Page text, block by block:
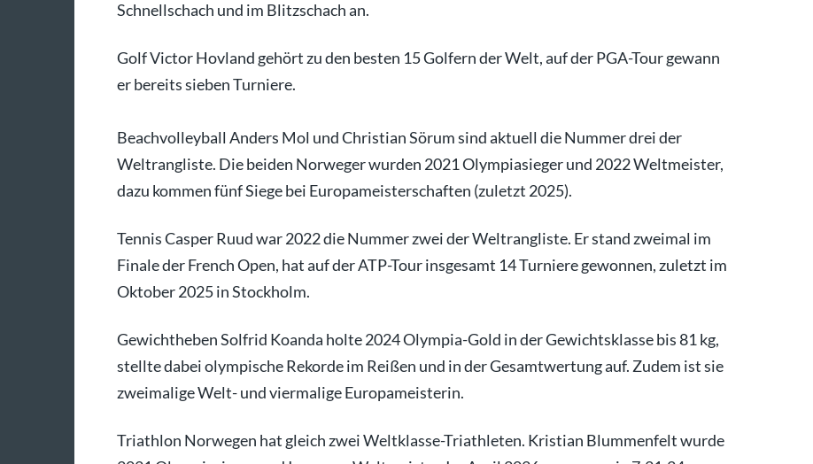
Schnellschach und im Blitzschach an.
Golf Victor Hovland gehört zu den besten 15 Golfern der Welt, auf der PGA-Tour gewann
er bereits sieben Turniere.
Beachvolleyball Anders Mol und Christian Sörum sind aktuell die Nummer drei der
Weltrangliste. Die beiden Norweger wurden 2021 Olympiasieger und 2022 Weltmeister,
dazu kommen fünf Siege bei Europameisterschaften (zuletzt 2025).
Tennis Casper Ruud war 2022 die Nummer zwei der Weltrangliste. Er stand zweimal im
Finale der French Open, hat auf der ATP-Tour insgesamt 14 Turniere gewonnen, zuletzt im
Oktober 2025 in Stockholm.
Gewichtheben Solfrid Koanda holte 2024 Olympia-Gold in der Gewichtsklasse bis 81 kg,
stellte dabei olympische Rekorde im Reißen und in der Gesamtwertung auf. Zudem ist sie
zweimalige Welt- und viermalige Europameisterin.
Triathlon Norwegen hat gleich zwei Weltklasse-Triathleten. Kristian Blummenfelt wurde